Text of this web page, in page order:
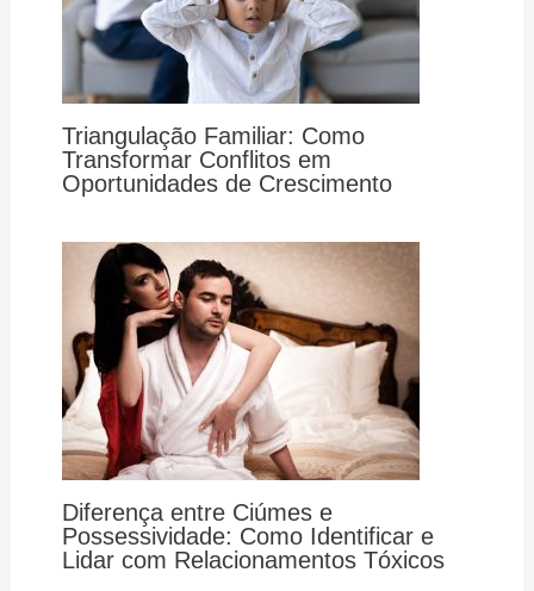
Triangulação Familiar: Como
Transformar Conflitos em
Oportunidades de Crescimento
Diferença entre Ciúmes e
Possessividade: Como Identificar e
Lidar com Relacionamentos Tóxicos